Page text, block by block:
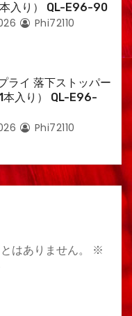
入り） QL-E96-90
Phi72110
ライ 落下ストッパー
本入り） QL-E96-
Phi72110
はありません。
※